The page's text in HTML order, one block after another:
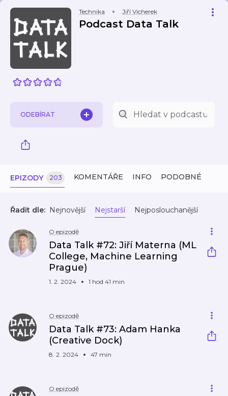
Technika Jiří Vicherek
Podcast Data Talk
ODEBÍRAT
EPIZODY 203 KOMENTÁŘE INFO PODOBNÉ
Řadit dle: Nejnovější Nejstarší Nejposlouchanější
O epizodě
Data Talk #72: Jiří Materna (ML
College, Machine Learning
Prague)
1. 2. 2024 1 hod 41 min
O epizodě
Data Talk #73: Adam Hanka
(Creative Dock)
8. 2. 2024 47 min
O epizodě